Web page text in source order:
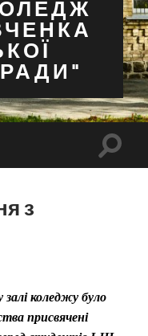
з
залі коледжу було
присвячені